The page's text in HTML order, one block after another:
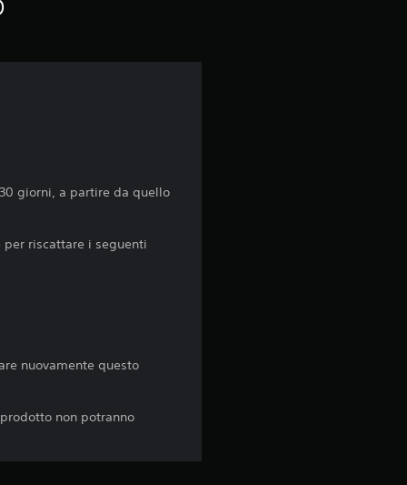
giorni, a partire da quello
per riscattare i seguenti
nuovamente questo
non potranno